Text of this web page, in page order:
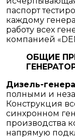
паспорт
каждому
работу всех
компанией
ОБЩИЕ
Дизель-
полными и
Конструкция
синхронном
производства
напрямую